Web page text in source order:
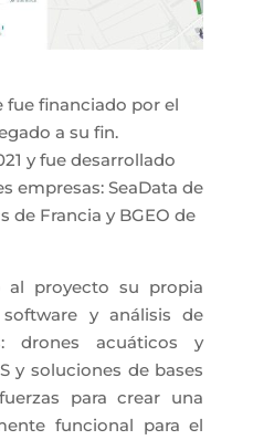
fue financiado por el
a su fin.
y fue desarrollado
empresas: SeaData de
de Francia y BGEO de
al proyecto su propia
software y análisis de
drones acuáticos y
y soluciones de bases
para crear una
funcional para el